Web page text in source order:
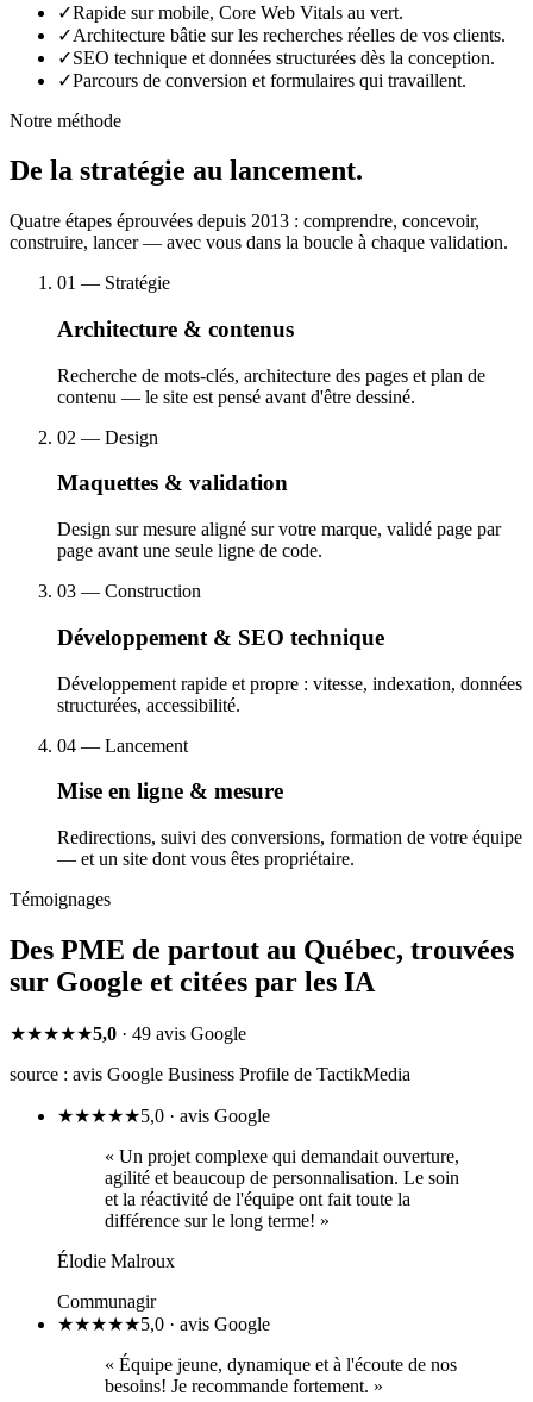
✓Rapide sur mobile, Core Web Vitals au vert.
✓Architecture bâtie sur les recherches réelles de vos clients.
✓SEO technique et données structurées dès la conception.
✓Parcours de conversion et formulaires qui travaillent.
Notre méthode
De la stratégie au lancement.
Quatre étapes éprouvées depuis 2013 : comprendre, concevoir,
construire, lancer — avec vous dans la boucle à chaque validation.
01 — Stratégie
Architecture & contenus
Recherche de mots-clés, architecture des pages et plan de
contenu — le site est pensé avant d'être dessiné.
02 — Design
Maquettes & validation
Design sur mesure aligné sur votre marque, validé page par
page avant une seule ligne de code.
03 — Construction
Développement & SEO technique
Développement rapide et propre : vitesse, indexation, données
structurées, accessibilité.
04 — Lancement
Mise en ligne & mesure
Redirections, suivi des conversions, formation de votre équipe
— et un site dont vous êtes propriétaire.
Témoignages
Des PME de partout au Québec, trouvées
sur Google et citées par les IA
★★★★★5,0 · 49 avis Google
source : avis Google Business Profile de TactikMedia
★★★★★5,0 · avis Google
« Un projet complexe qui demandait ouverture,
agilité et beaucoup de personnalisation. Le soin
et la réactivité de l'équipe ont fait toute la
différence sur le long terme! »
Élodie Malroux
Communagir
★★★★★5,0 · avis Google
« Équipe jeune, dynamique et à l'écoute de nos
besoins! Je recommande fortement. »